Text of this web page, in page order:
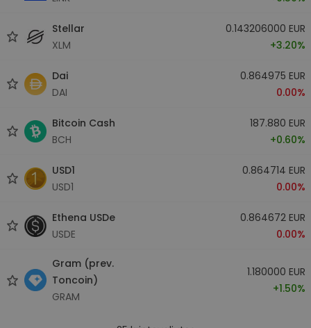
Stellar
XLM
0.143206000 EUR
+3.20%
Dai
DAI
0.864975 EUR
0.00%
Bitcoin Cash
BCH
187.880 EUR
+0.60%
USD1
USD1
0.864714 EUR
0.00%
Ethena USDe
USDE
0.864672 EUR
0.00%
Gram (prev.
Toncoin)
GRAM
1.180000 EUR
+1.50%